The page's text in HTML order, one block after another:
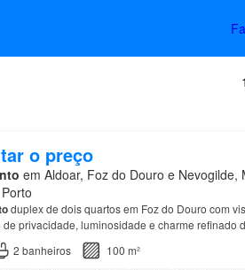
o preço
em Aldoar, Foz do Douro e Nevogilde,
duplex de dois quartos em Foz do Douro com
privacidade, luminosidade e charme refinado
uma de estar, cozinha totalmente
2 banheiros
100 m²